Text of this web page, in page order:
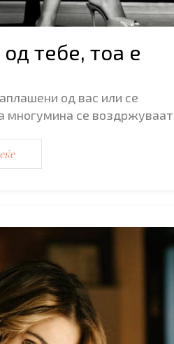
тебе, тоа е
од вас или се
многумина се воздржуваат